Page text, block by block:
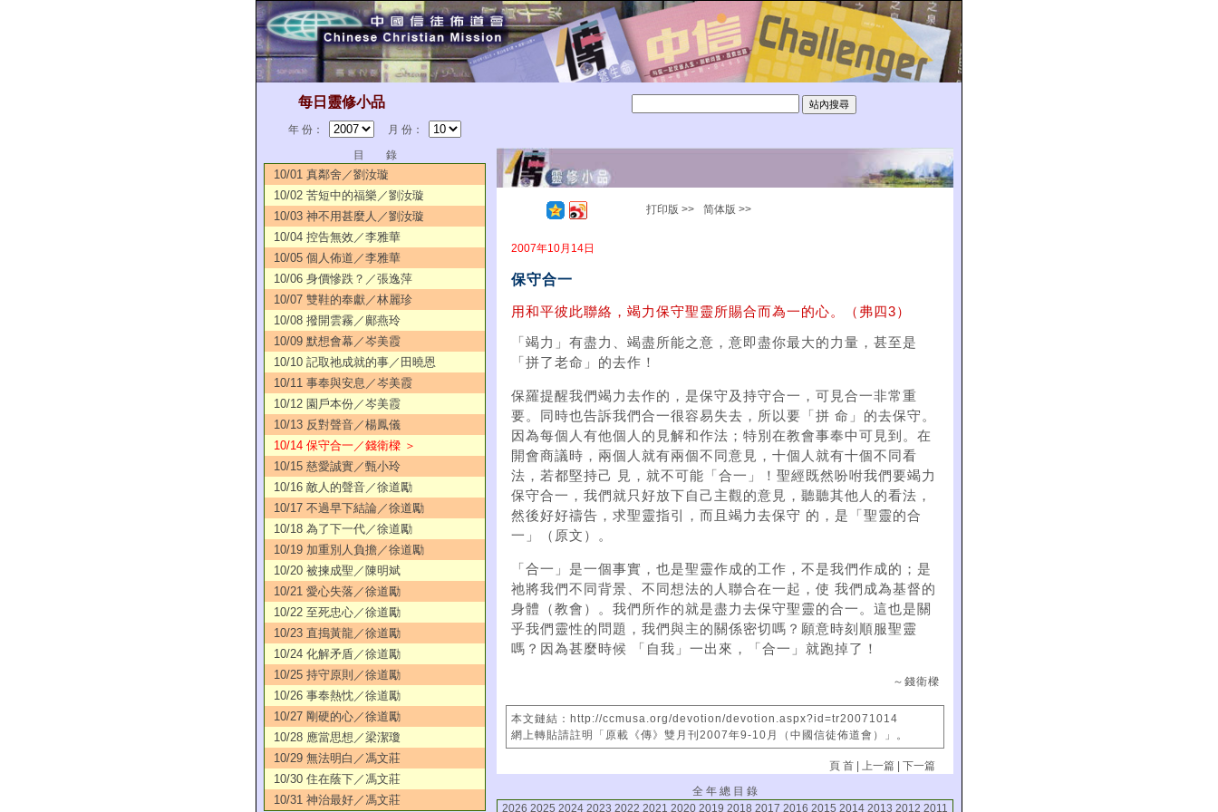
每日靈修小品
年 份：
月 份：
目 錄
10/01 真鄰舍／劉汝璇
10/02 苦短中的福樂／劉汝璇
10/03 神不用甚麼人／劉汝璇
10/04 控告無效／李雅華
10/05 個人佈道／李雅華
10/06 身價慘跌？／張逸萍
10/07 雙鞋的奉獻／林麗珍
10/08 撥開雲霧／鄺燕玲
10/09 默想會幕／岑美霞
10/10 記取祂成就的事／田曉恩
10/11 事奉與安息／岑美霞
10/12 園戶本份／岑美霞
10/13 反對聲音／楊鳳儀
10/14 保守合一／錢衛樑 ＞
10/15 慈愛誠實／甄小玲
10/16 敵人的聲音／徐道勵
10/17 不過早下結論／徐道勵
10/18 為了下一代／徐道勵
10/19 加重別人負擔／徐道勵
10/20 被揀成聖／陳明斌
10/21 愛心失落／徐道勵
10/22 至死忠心／徐道勵
10/23 直搗黃龍／徐道勵
10/24 化解矛盾／徐道勵
10/25 持守原則／徐道勵
10/26 事奉熱忱／徐道勵
10/27 剛硬的心／徐道勵
10/28 應當思想／梁潔瓊
10/29 無法明白／馮文莊
10/30 住在蔭下／馮文莊
10/31 神治最好／馮文莊
打印版 >> 简体版 >>
2007年10月14日
保守合一
用和平彼此聯絡，竭力保守聖靈所賜合而為一的心。（弗四3）
「竭力」有盡力、竭盡所能之意，意即盡你最大的力量，甚至是
「拼了老命」的去作！
保羅提醒我們竭力去作的，是保守及持守合一，可見合一非常重
要。同時也告訴我們合一很容易失去，所以要「拼 命」的去保守。
因為每個人有他個人的見解和作法；特別在教會事奉中可見到。在
開會商議時，兩個人就有兩個不同意見，十個人就有十個不同看
法，若都堅持己 見，就不可能「合一」！聖經既然吩咐我們要竭力
保守合一，我們就只好放下自己主觀的意見，聽聽其他人的看法，
然後好好禱告，求聖靈指引，而且竭力去保守 的，是「聖靈的合
一」（原文）。
「合一」是一個事實，也是聖靈作成的工作，不是我們作成的；是
祂將我們不同背景、不同想法的人聯合在一起，使 我們成為基督的
身體（教會）。我們所作的就是盡力去保守聖靈的合一。這也是關
乎我們靈性的問題，我們與主的關係密切嗎？願意時刻順服聖靈
嗎？因為甚麼時候 「自我」一出來，「合一」就跑掉了！
～錢衛樑
本文鏈結：http://ccmusa.org/devotion/devotion.aspx?id=tr20071014
網上轉貼請註明「原載《傳》雙月刊2007年9-10月（中國信徒佈道會）」。
頁 首 |上一篇 |下一篇
全 年 總 目 錄
2026 2025 2024 2023 2022 2021 2020 2019 2018 2017 2016 2015 2014 2013 2012 2011